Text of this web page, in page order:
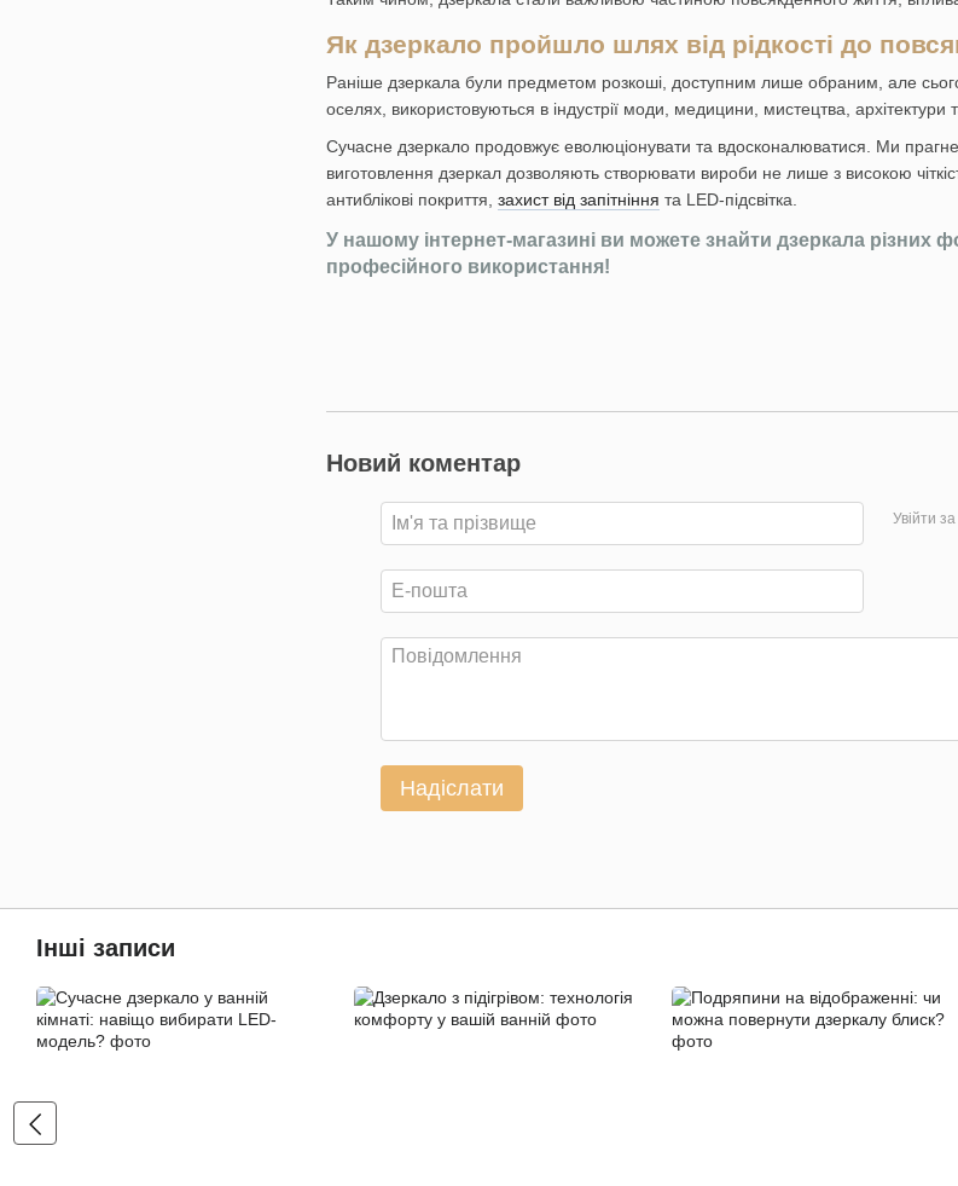
Як дзеркало пройшло шлях від рідкості до
Раніше дзеркала були предметом розкоші, доступним лише обраним, але
оселях, використовуються в індустрії моди, медицини, мистецтва, архітектури
Сучасне дзеркало продовжує еволюціонувати та вдосконалюватися. Ми
виготовлення дзеркал дозволяють створювати вироби не лише з високою
антиблікові покриття, захист від запітніння та LED-підсвітка.
У нашому інтернет-магазині ви можете знайти дзеркала різних
професійного використання!
Новий коментар
Увійти
Надіслати
Інші записи